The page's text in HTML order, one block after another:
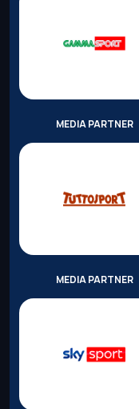
MEDIA PARTNER
MEDIA PARTNER